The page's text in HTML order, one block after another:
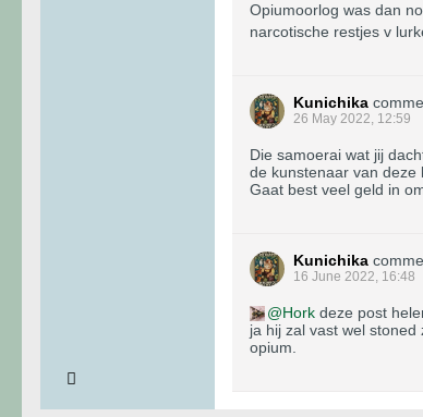
Opiumoorlog was dan
narcotische restjes v
Kunichika
26 May 2022, 12:59
Die samoerai wat jij
de kunstenaar van deze
Gaat best veel geld in
Kunichika
16 June 2022, 16:48
Hork deze post
ja hij zal vast wel
opium.